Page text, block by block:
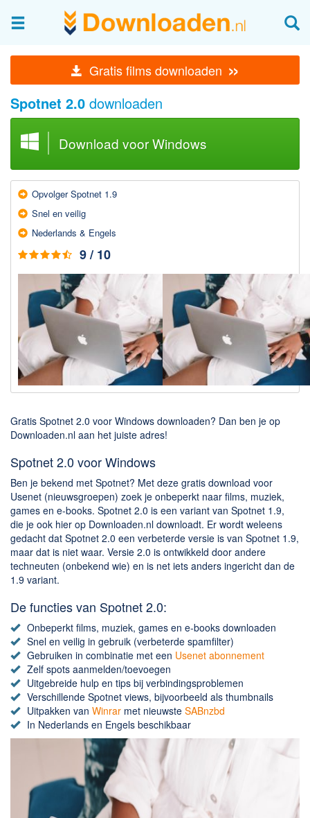
Gratis films downloaden »
Afbeeldingen & fotografie
Beheren en bekijken
Afbeelding & foto bewerken
Foto apps
Screenshots Maken
Audio & Video
Branden en Rippen
Opnemen Audio en Video
Video bewerken
Downloaden
BitTorrent Clients
Nieuwslezers (Downloaden via usenet)
Computer opschonen
Productiviteit
Adresboek en contacten
Planning en organisatie
Tekst en Administratie
Overige
Algemeen
Chatten en bellen
Dating apps
Parkeer apps
Rar en Zip (Compressie - Unzip)
Shopping
Spelletjes en Games
Spotnet 2.0 downloaden
Download voor Windows
Opvolger Spotnet 1.9
Snel en veilig
Nederlands & Engels
9 / 10
Gratis Spotnet 2.0 voor Windows downloaden? Dan ben je op
Downloaden.nl aan het juiste adres!
Spotnet 2.0 voor Windows
Ben je bekend met Spotnet? Met deze gratis download voor
Usenet (nieuwsgroepen) zoek je onbeperkt naar films, muziek,
games en e-books. Spotnet 2.0 is een variant van Spotnet 1.9,
die je ook hier op Downloaden.nl downloadt. Er wordt weleens
gedacht dat Spotnet 2.0 een verbeterde versie is van Spotnet 1.9,
maar dat is niet waar. Versie 2.0 is ontwikkeld door andere
techneuten (onbekend wie) en is net iets anders ingericht dan de
1.9 variant.
De functies van Spotnet 2.0:
Onbeperkt films, muziek, games en e-books downloaden
Snel en veilig in gebruik (verbeterde spamfilter)
Gebruiken in combinatie met een Usenet abonnement
Zelf spots aanmelden/toevoegen
Uitgebreide hulp en tips bij verbindingsproblemen
Verschillende Spotnet views, bijvoorbeeld als thumbnails
Uitpakken van Winrar met nieuwste SABnzbd
In Nederlands en Engels beschikbaar